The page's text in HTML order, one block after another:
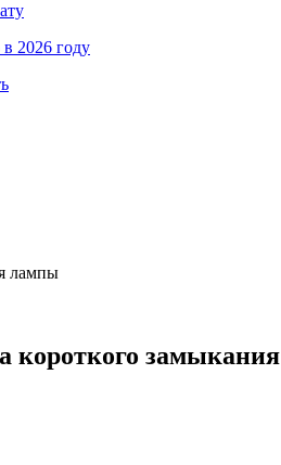
2026 году
лампы
короткого